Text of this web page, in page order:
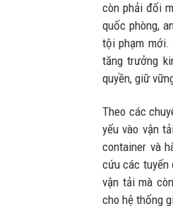
còn phải đối
quốc phòng,
tội phạm mới.
tăng trưởng
quyền, giữ
Theo các
yếu vào vận
container và
cứu các tuyến
vận tải mà
cho hệ thống